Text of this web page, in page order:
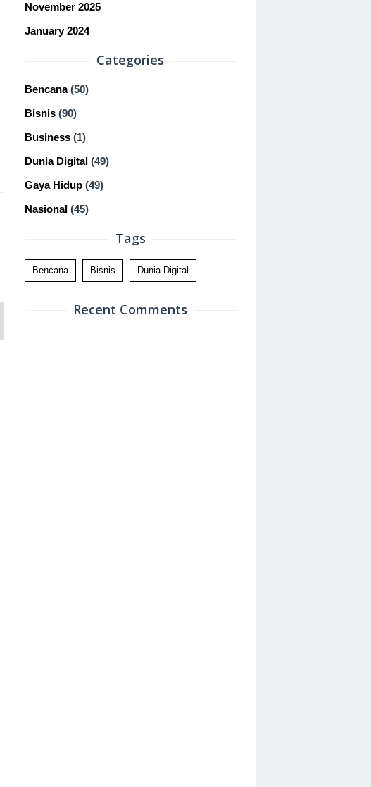
November 2025
January 2024
Categories
Bencana(50)
Bisnis (90)
Business (1)
Dunia Digital (49)
Gaya Hidup (49)
Nasional (45)
Tags
Bencana Bisnis Dunia Digital
Recent Comments